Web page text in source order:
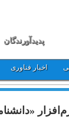
پدیدآورندگان
اخبار فناوری